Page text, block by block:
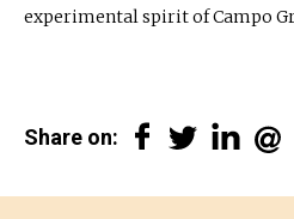
experimental spirit of Campo
Share on: